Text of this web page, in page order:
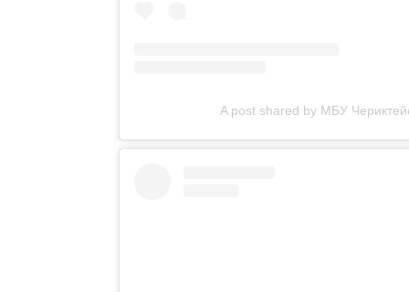
A post shared by МБУ